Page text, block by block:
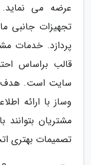
عرضه می نماید.
تجهیزات جانبی
پردازد. خدمات
قالب براساس
سایت است. هدف
وساز با ارائه
مشتریان بتوانند
تصمیمات بهتری